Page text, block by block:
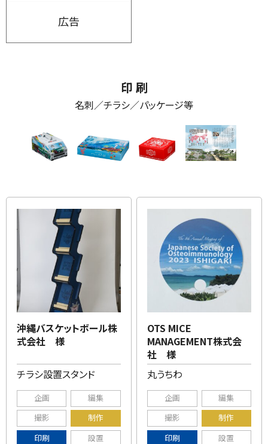
広告
印 刷
名刺／チラシ／パッケージ等
沖縄バスケットボール株
式会社 様
チラシ設置スタンド
企画
編集
撮影
制作
印刷
設置
OTS MICE
MANAGEMENT株式会
社 様
丸うちわ
企画
編集
撮影
制作
印刷
設置